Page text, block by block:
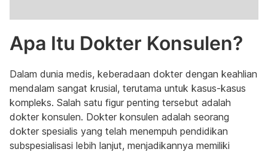
Apa Itu Dokter Konsulen?
Dalam dunia medis, keberadaan dokter dengan keahlian
mendalam sangat krusial, terutama untuk kasus-kasus
kompleks. Salah satu figur penting tersebut adalah
dokter konsulen. Dokter konsulen adalah seorang
dokter spesialis yang telah menempuh pendidikan
subspesialisasi lebih lanjut, menjadikannya memiliki